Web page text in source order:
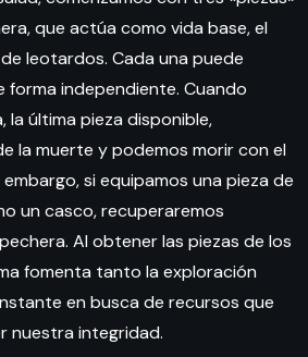
que actúa como vida base, el
leotardos. Cada una puede
forma independiente. Cuando
la última pieza disponible,
la muerte y podemos morir con el
si equipamos una pieza de
un casco, recuperaremos
Al obtener las piezas de los
fomenta tanto la exploración
en busca de recursos que
nuestra integridad.